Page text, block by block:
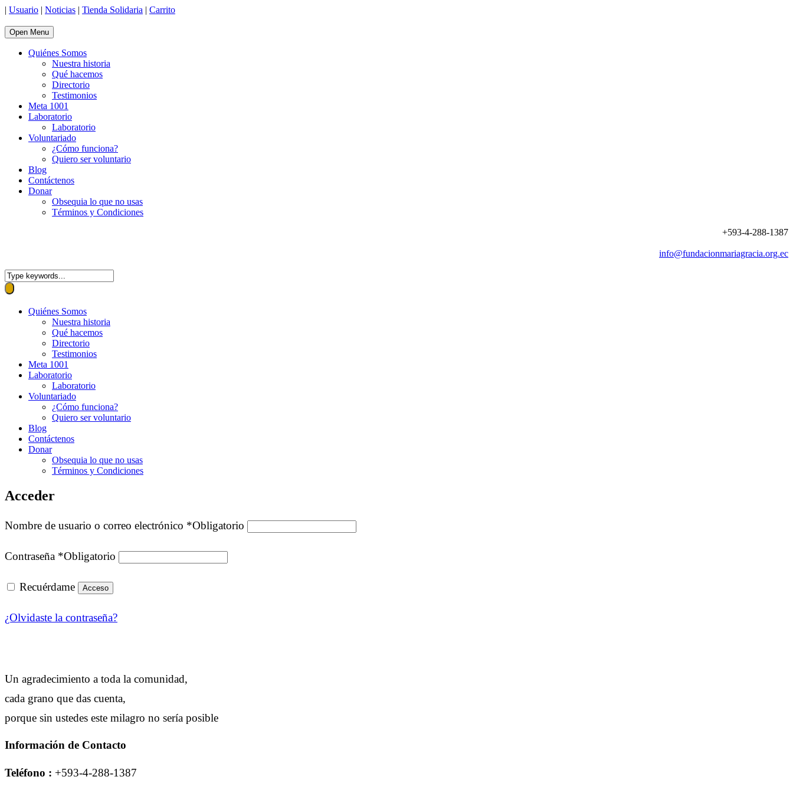
| Usuario | Noticias | Tienda Solidaria | Carrito
Open Menu
Quiénes Somos
Nuestra historia
Qué hacemos
Directorio
Testimonios
Meta 1001
Laboratorio
Laboratorio
Voluntariado
¿Cómo funciona?
Quiero ser voluntario
Blog
Contáctenos
Donar
Obsequia lo que no usas
Términos y Condiciones
+593-4-288-1387
info@fundacionmariagracia.org.ec
Quiénes Somos
Nuestra historia
Qué hacemos
Directorio
Testimonios
Meta 1001
Laboratorio
Laboratorio
Voluntariado
¿Cómo funciona?
Quiero ser voluntario
Blog
Contáctenos
Donar
Obsequia lo que no usas
Términos y Condiciones
Acceder
Nombre de usuario o correo electrónico *Obligatorio
Contraseña *Obligatorio
Recuérdame Acceso
¿Olvidaste la contraseña?
Un agradecimiento a toda la comunidad,
cada grano que das cuenta,
porque sin ustedes este milagro no sería posible
Información de Contacto
Teléfono : +593-4-288-1387